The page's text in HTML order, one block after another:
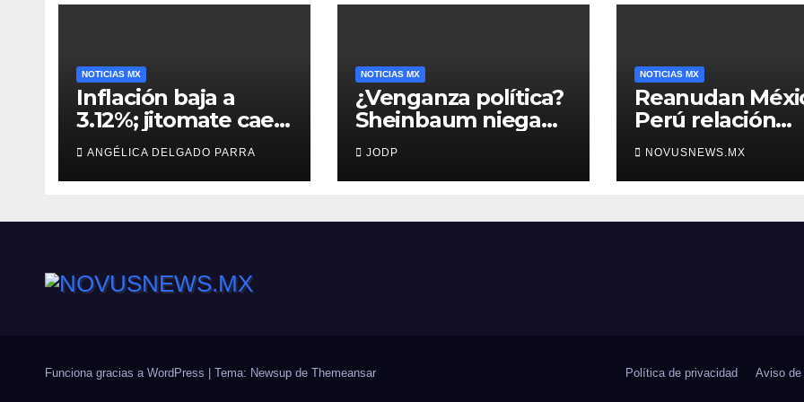
NOTICIAS MX
Inflación baja a
3.12%; jitomate cae
29%, pero cebolla y
vuelos se encarecen
ANGÉLICA DELGADO PARRA
NOTICIAS MX
¿Venganza política?
Sheinbaum niega
mano negra en
captura de Ángel
Aguirre
JODP
NOTICIAS MX
Reanudan
Perú relación
diplomática
NOVUSNEWS.MX
Funciona gracias a WordPress Tema: Newsup de Themeansar Política de privacidad Aviso de